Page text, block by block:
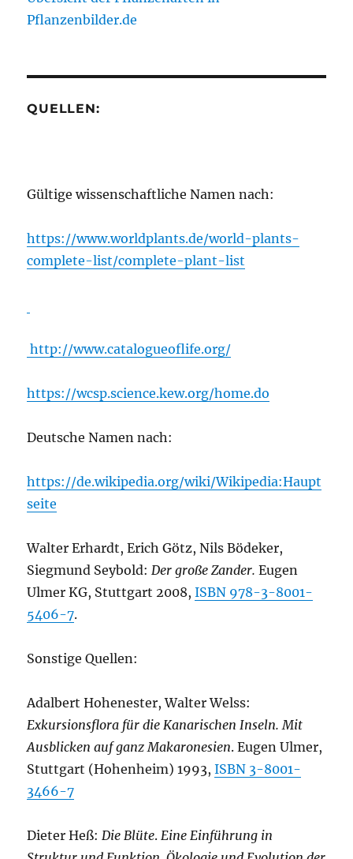
Pflanzenbilder.de
QUELLEN:
Gültige wissenschaftliche Namen nach:
https://www.worldplants.de/world-plants-
complete-list/complete-plant-list
http://www.catalogueoflife.org/
https://wcsp.science.kew.org/home.do
Deutsche Namen nach:
https://de.wikipedia.org/wiki/Wikipedia:Haupt
seite
Walter Erhardt, Erich Götz, Nils Bödeker,
Siegmund Seybold:Der große Zander. Eugen
Ulmer KG, Stuttgart 2008,ISBN 978-3-8001-
5406-7.
Sonstige Quellen:
Adalbert Hohenester, Walter Welss:
Exkursionsflora für die Kanarischen Inseln. Mit
Ausblicken auf ganz Makaronesien. Eugen Ulmer,
Stuttgart (Hohenheim) 1993,ISBN 3-8001-
3466-7
Dieter Heß:Die Blüte. Eine Einführung in